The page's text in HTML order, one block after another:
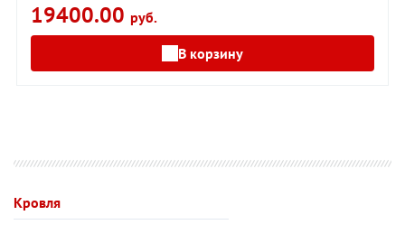
19400.00 руб.
В корзину
Кровля